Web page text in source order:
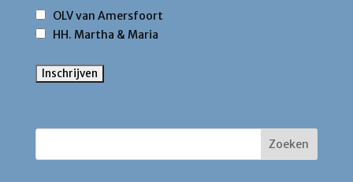
OLV van Amersfoort
HH. Martha & Maria